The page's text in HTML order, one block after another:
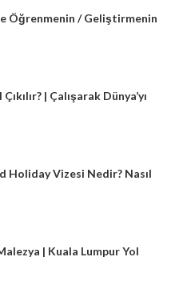
Öğrenmenin / Geliştirmenin
| Çalışarak Dünya’yı
Holiday Vizesi Nedir? Nasıl
| Kuala Lumpur Yol